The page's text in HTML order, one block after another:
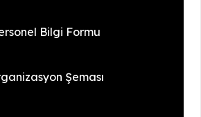
Bilgi Formu
Şeması